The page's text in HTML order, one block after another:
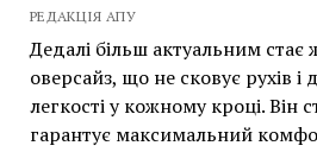
РЕДАКЦІЯ АПУ
Дедалі більш актуальним стає
оверсайз, що не сковує рухів і
легкості у кожному кроці. Він
гарантує максимальний